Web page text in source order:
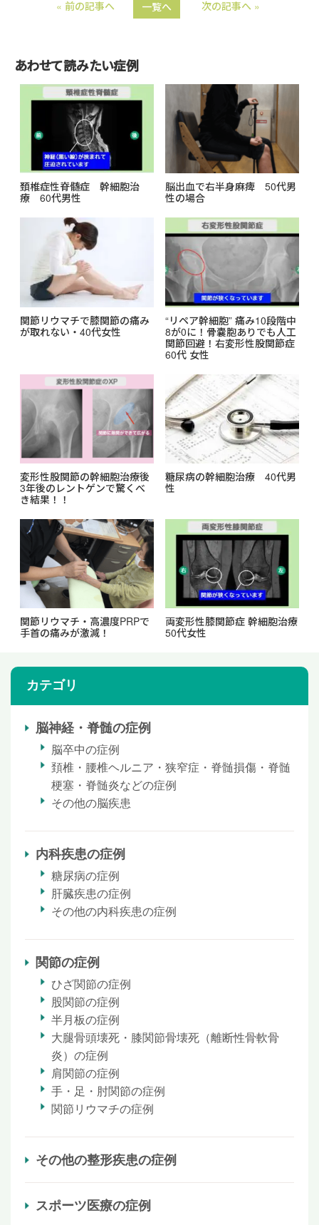
e
o
o
k
« 前の記事へ 一覧へ 次の記事へ »
あわせて読みたい症例
頚椎症性脊髄症 幹細胞治
療 60代男性
脳出血で右半身麻痺 50代男
性の場合
関節リウマチで膝関節の痛み
が取れない・40代女性
“リペア幹細胞” 痛み10段階中
8が0に！骨嚢胞ありでも人工
関節回避！右変形性股関節症
60代 女性
変形性股関節の幹細胞治療後
3年後のレントゲンで驚くべ
き結果！！
糖尿病の幹細胞治療 40代男
性
関節リウマチ・高濃度PRPで
手首の痛みが激減！
両変形性膝関節症 幹細胞治療
50代女性
カテゴリ
脳神経・脊髄の症例
脳卒中の症例
頚椎・腰椎ヘルニア・狭窄症・脊髄損傷・脊髄
梗塞・脊髄炎などの症例
その他の脳疾患
内科疾患の症例
糖尿病の症例
肝臓疾患の症例
その他の内科疾患の症例
関節の症例
ひざ関節の症例
股関節の症例
半月板の症例
大腿骨頭壊死・膝関節骨壊死（離断性骨軟骨
炎）の症例
肩関節の症例
手・足・肘関節の症例
関節リウマチの症例
その他の整形疾患の症例
スポーツ医療の症例